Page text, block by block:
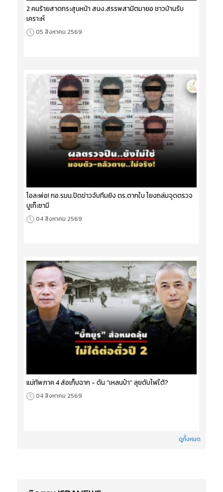
2 คนร้ายสาดกระสุนหน้า สนง.สรรพสามิตมายอ ชาวบ้านรับ
เคราะห์
05 สิงหาคม 2569
โอละพ่อ! กอ.รมน.ปัดข่าวจับทีมยิง ตร.ตากใบ โยงถล่มจุดตรวจ
บูเก๊ะซามี
04 สิงหาคม 2569
แม่ทัพภาค 4 ส่อเก็บฉาก - ดัน “เหลนป๋า” ลุยดับไฟใต้?
04 สิงหาคม 2569
ดูทั้งหมด